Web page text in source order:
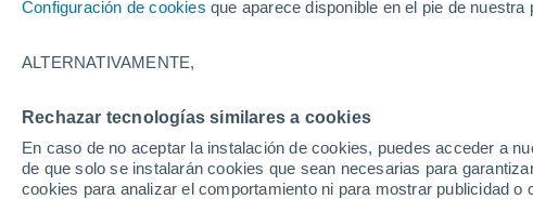
Configuración de cookies que aparece disponible en el pie de nuestra
ALTERNATIVAMENTE,
Rechazar tecnologías similares a cookies
En caso de no aceptar la instalación de cookies, puedes acceder a
de que solo se instalarán cookies que sean necesarias para
cookies para analizar el comportamiento ni para mostrar publicidad
A - B C - E F - L M - P R - S T - V
Localidades más consultadas de Nièvre
Brèves